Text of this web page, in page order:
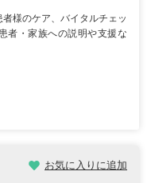
様のケア、バイタルチェッ
者・家族への説明や支援な
お気に入りに追加